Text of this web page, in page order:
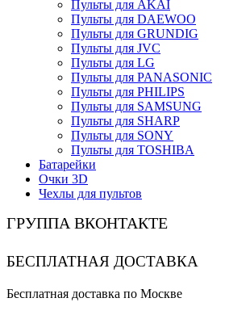
Пульты для AKAI
Пульты для DAEWOO
Пульты для GRUNDIG
Пульты для JVC
Пульты для LG
Пульты для PANASONIC
Пульты для PHILIPS
Пульты для SAMSUNG
Пульты для SHARP
Пульты для SONY
Пульты для TOSHIBA
Батарейки
Очки 3D
Чехлы для пультов
ГРУППА ВКОНТАКТЕ
БЕСПЛАТНАЯ ДОСТАВКА
Бесплатная доставка по Москве